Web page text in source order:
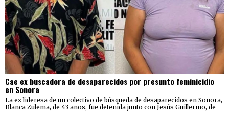
Cae ex buscadora de desaparecidos por presunto feminicidio
en Sonora
La ex lideresa de un colectivo de búsqueda de desaparecidos en Sonora,
Blanca Zulema, de 43 años, fue detenida junto con Jesús Guillermo, de